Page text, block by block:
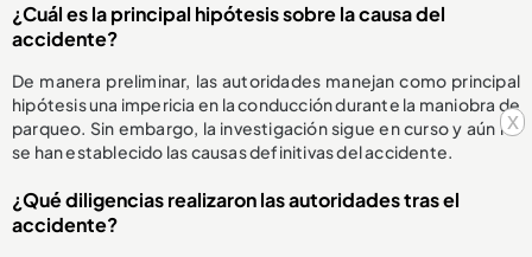
x
¿Cuál es la principal hipótesis sobre la causa del
accidente?
De manera preliminar, las autoridades manejan como principal
hipótesis una impericia en la conducción durante la maniobra de
parqueo. Sin embargo, la investigación sigue en curso y aún no
se han establecido las causas definitivas del accidente.
¿Qué diligencias realizaron las autoridades tras el
accidente?